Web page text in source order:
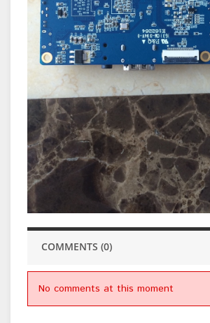
COMMENTS (0)
No comments at this moment